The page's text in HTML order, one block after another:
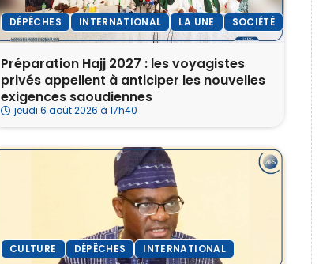
DÉPÊCHES INTERNATIONAL LA UNE SOCIÉTÉ
Préparation Hajj 2027 : les voyagistes
privés appellent à anticiper les nouvelles
exigences saoudiennes
jeudi 6 août 2026 à 17h40
CULTURE DÉPÊCHES INTERNATIONAL